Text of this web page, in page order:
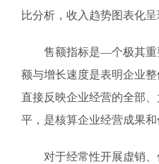
比分析，收入趋势图表化呈
售额指标是—个极其重
额与增长速度是表明企业
直接反映企业经营的全部
平，是核算企业经营成果和
对于经常性开展虚销、